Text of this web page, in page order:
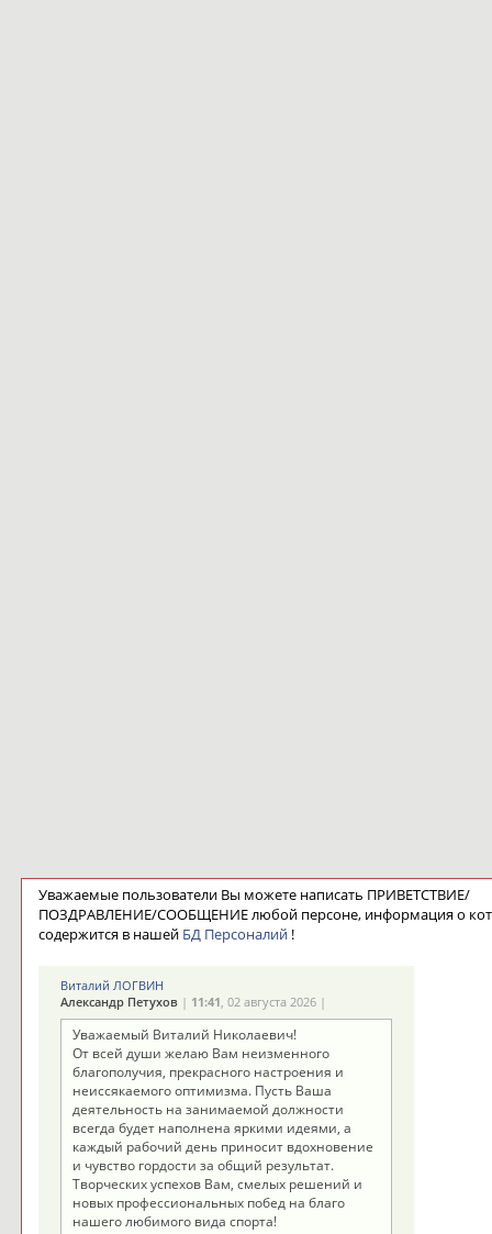
Уважаемые пользователи Вы можете написать ПРИВЕТСТВИЕ/
ПОЗДРАВЛЕНИЕ/СООБЩЕНИЕ любой персоне, информация о
содержится в нашей БД Персоналий!
Виталий ЛОГВИН
Александр Петухов| 11:41, 02 августа 2026 |
Уважаемый Виталий Николаевич!
От всей души желаю Вам неизменного
благополучия, прекрасного настроения и
неиссякаемого оптимизма. Пусть Ваша
деятельность на занимаемой должности
всегда будет наполнена яркими идеями, а
каждый рабочий день приносит вдохновение
и чувство гордости за общий результат.
Творческих успехов Вам, смелых решений и
новых профессиональных побед на благо
нашего любимого вида спорта!